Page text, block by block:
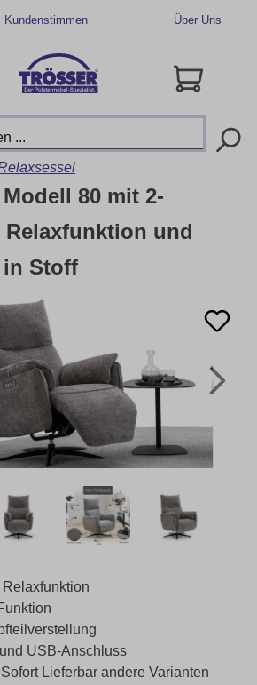
Kundenstimmen Über Uns
80 mit 2-
und
in Stoff
USB-Anschluss
Lieferbar andere Varianten